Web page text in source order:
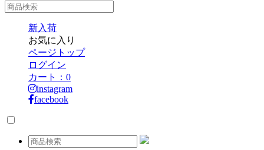
新入荷
お気に入り
ページトップ
ログイン
カート： 0
instagram
facebook